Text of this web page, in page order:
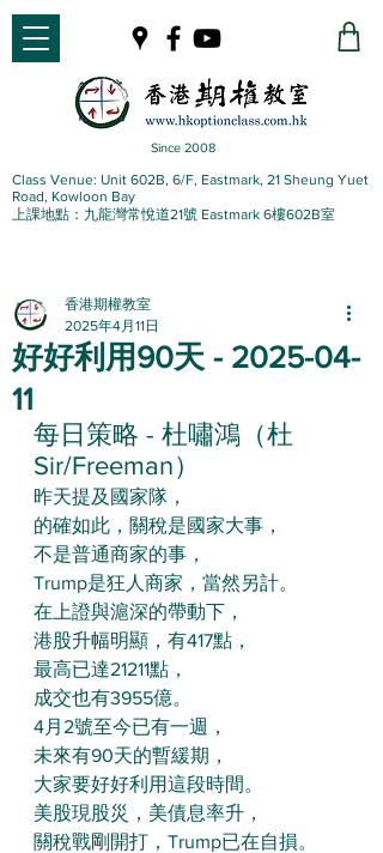
Since 2008
Class Venue: Unit 602B, 6/F, Eastmark, 21 Sheung Yuet
Road, Kowloon Bay
上課地點：九龍灣常悅道21號 Eastmark 6樓602B室
好好利用90天 - 2025-04-
11
香港期權教室
2025年4月11日
每日策略 - 杜嘯鴻（杜
Sir/Freeman）
昨天提及國家隊，
的確如此，關稅是國家大事，
不是普通商家的事，
Trump是狂人商家，當然另計。
在上證與滬深的帶動下，
港股升幅明顯，有417點，
最高已達21211點，
成交也有3955億。
4月2號至今已有一週，
未來有90天的暫緩期，
大家要好好利用這段時間。
美股現股災，美債息率升，
關稅戰剛開打，Trump已在自損。